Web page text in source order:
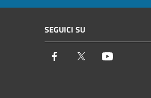
SEGUICI SU
Facebook Twitter